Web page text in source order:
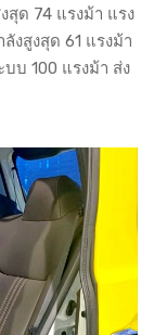
สุด 74 แรงม้า แรง
งสูงสุด 61 แรงม้า
บ 100 แรงม้า ส่ง